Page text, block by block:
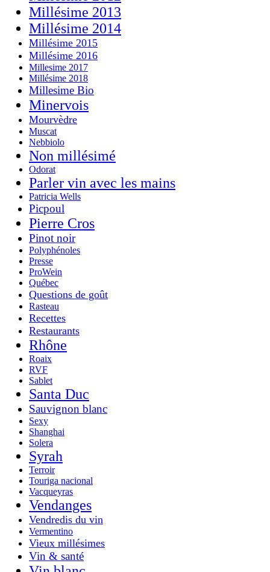
Millésime 2013
Millésime 2014
Millésime 2015
Millésime 2016
Millesime 2017
Millésime 2018
Millesime Bio
Minervois
Mourvèdre
Muscat
Nebbiolo
Non millésimé
Odorat
Parler vin avec les mains
Patricia Wells
Picpoul
Pierre Cros
Pinot noir
Polyphénoles
Presse
ProWein
Québec
Questions de goût
Rasteau
Recettes
Restaurants
Rhône
Roaix
RVF
Sablet
Santa Duc
Sauvignon blanc
Sexy
Shanghai
Solera
Syrah
Terroir
Touriga nacional
Vacqueyras
Vendanges
Vendredis du vin
Vermentino
Vieux millésimes
Vin & santé